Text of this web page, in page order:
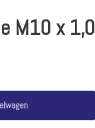
M10 x 1,0